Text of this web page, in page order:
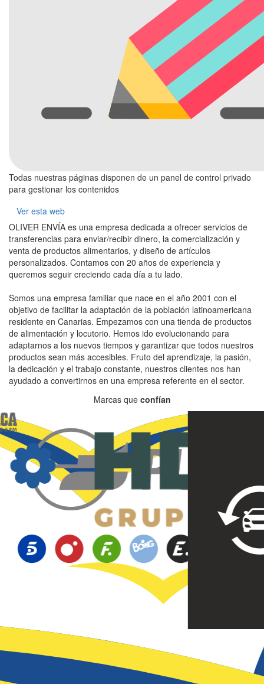
Todas nuestras páginas disponen de un panel de control privado
para gestionar los contenidos
Ver esta web
OLIVER ENVÍA es una empresa dedicada a ofrecer servicios de
transferencias para enviar/recibir dinero, la comercialización y
venta de productos alimentarios, y diseño de artículos
personalizados. Contamos con 20 años de experiencia y
queremos seguir creciendo cada día a tu lado.
Somos una empresa familiar que nace en el año 2001 con el
objetivo de facilitar la adaptación de la población latinoamericana
residente en Canarias. Empezamos con una tienda de productos
de alimentación y locutorio. Hemos ido evolucionando para
adaptarnos a los nuevos tiempos y garantizar que todos nuestros
productos sean más accesibles. Fruto del aprendizaje, la pasión,
la dedicación y el trabajo constante, nuestros clientes nos han
ayudado a convertirnos en una empresa referente en el sector.
Marcas que confían